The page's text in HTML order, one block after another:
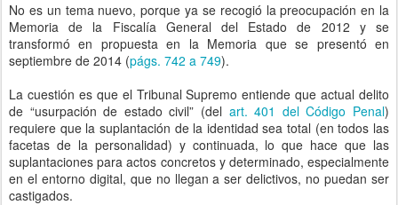
No es un tema nuevo, porque ya se recogió la preocupación en la
Memoria de la Fiscalía General del Estado de 2012 y se
transformó en propuesta en la Memoria que se presentó en
septiembre de 2014 (págs. 742 a 749).
La cuestión es que el Tribunal Supremo entiende que actual delito
de “usurpación de estado civil” (del art. 401 del Código Penal)
requiere que la suplantación de la identidad sea total (en todos las
facetas de la personalidad) y continuada, lo que hace que las
suplantaciones para actos concretos y determinado, especialmente
en el entorno digital, que no llegan a ser delictivos, no puedan ser
castigados.